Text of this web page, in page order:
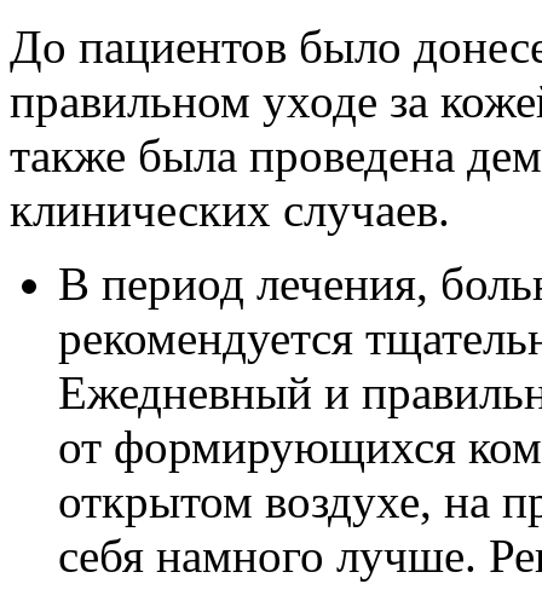
До пациентов было
правильном уходе за
также была проведена
клинических случаев.
В период лечения,
рекомендуется
Ежедневный и
от формирующихся
открытом воздухе, на
себя намного лучше.